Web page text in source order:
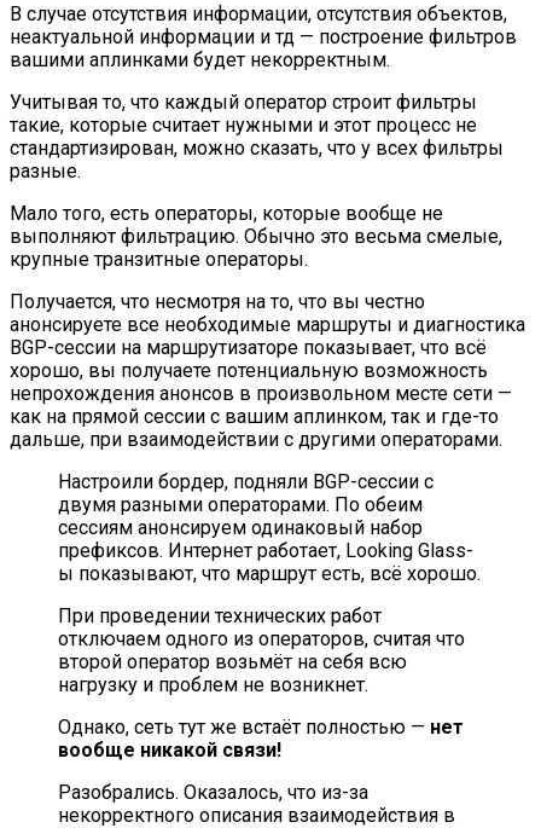
В случае отсутствия информации, отсутствия объектов,
неактуальной информации и тд — построение фильтров
вашими аплинками будет некорректным.
Учитывая то, что каждый оператор строит фильтры
такие, которые считает нужными и этот процесс не
стандартизирован, можно сказать, что у всех фильтры
разные.
Мало того, есть операторы, которые вообще не
выполняют фильтрацию. Обычно это весьма смелые,
крупные транзитные операторы.
Получается, что несмотря на то, что вы честно
анонсируете все необходимые маршруты и диагностика
BGP-сессии на маршрутизаторе показывает, что всё
хорошо, вы получаете потенциальную возможность
непрохождения анонсов в произвольном месте сети —
как на прямой сессии с вашим аплинком, так и где-то
дальше, при взаимодействии с другими операторами.
Настроили бордер, подняли BGP-сессии с
двумя разными операторами. По обеим
сессиям анонсируем одинаковый набор
префиксов. Интернет работает, Looking Glass-
ы показывают, что маршрут есть, всё хорошо.
При проведении технических работ
отключаем одного из операторов, считая что
второй оператор возьмёт на себя всю
нагрузку и проблем не возникнет.
Однако, сеть тут же встаёт полностью — нет
вообще никакой связи!
Разобрались. Оказалось, что из-за
некорректного описания взаимодействия в